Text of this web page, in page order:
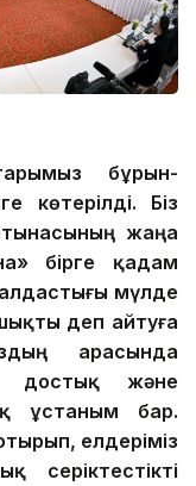
бұрын-
көтерілді. Біз
жаңа
бірге қадам
мүлде
деп айтуға
арасында
достық және
ұстаным бар.
елдеріміз
серіктестікті